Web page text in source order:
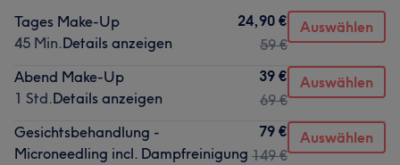
Tages Make-Up
45 Min.Details anzeigen
24,90 €
59 €
Auswählen
Abend Make-Up
1 Std.Details anzeigen
39 €
69 €
Auswählen
Gesichtsbehandlung -
Microneedling incl. Dampfreinigung
79 €
149 €
Auswählen